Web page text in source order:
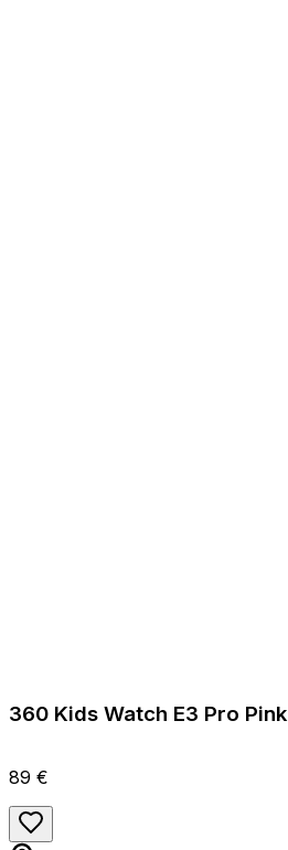
360 Kids Watch E3 Pro Pink
89 €